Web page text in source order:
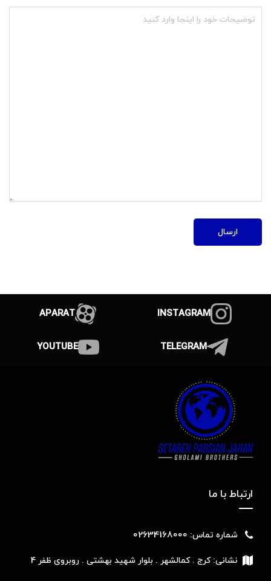
INSTAGRAM
APARAT
TELEGRAM
YOUTUBE
ارتباط با ما
شماره تماس: 02634168000
نشانی:کرج . کمالشهر . بلوار شهید بهشتی . روبروی ظفر 4